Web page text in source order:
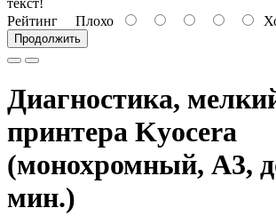
Рейтинг Плохо
Продолжить
Диагностика,
принтера Kyocera
(монохромный, A3,
мин.)